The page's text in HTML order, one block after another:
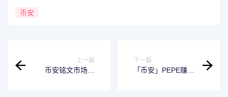
币安
上一篇
币安铭文市场空
下一篇
「币安」PEPE赚币